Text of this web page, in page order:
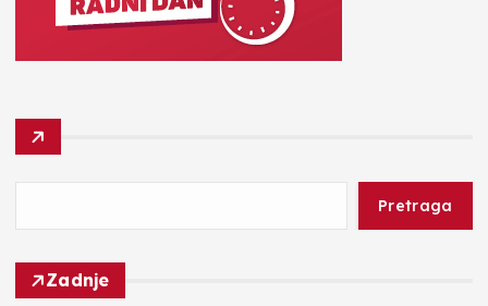
Pretraga
Zadnje